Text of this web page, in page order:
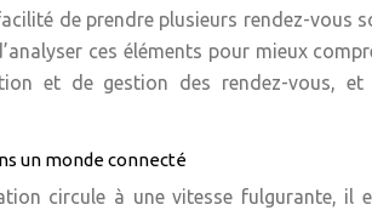
de prendre plusieurs rendez-vous
ces éléments pour mieux
et de gestion des rendez-vous,
un monde connecté
circule à une vitesse fulgurante, il